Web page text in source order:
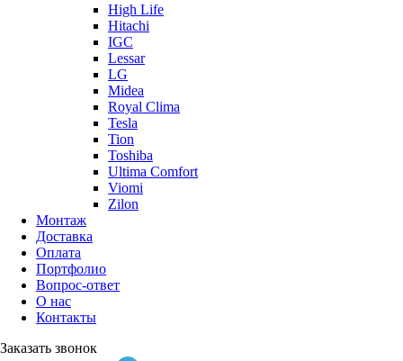
High Life
Hitachi
IGC
Lessar
LG
Midea
Royal Clima
Tesla
Tion
Toshiba
Ultima Comfort
Viomi
Zilon
Монтаж
Доставка
Оплата
Портфолио
Вопрос-ответ
О нас
Контакты
Заказать звонок